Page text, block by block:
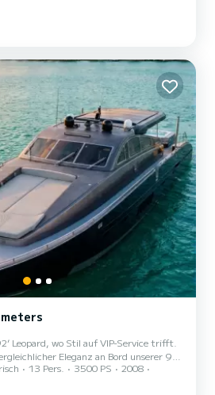
Leopard, wo Stil auf VIP-Service trifft.
Eleganz an Bord unserer 92-
einem Schiff, auf dem schickes
Service-Verwöhnung trifft.
13 Pers. 3500 PS
2008